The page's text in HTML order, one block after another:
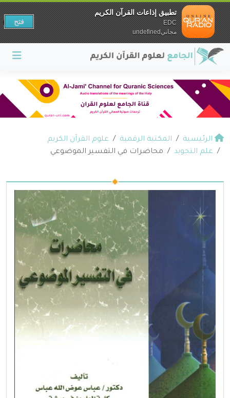
الرئيسية المكتبة الرقمية
علوم القرآن الكريم
علم التجويد
محاضرات في التفسير الموضوعي
تطبيق إذاعات القرآن الكريم
EDC
مجانيundefined
فتح